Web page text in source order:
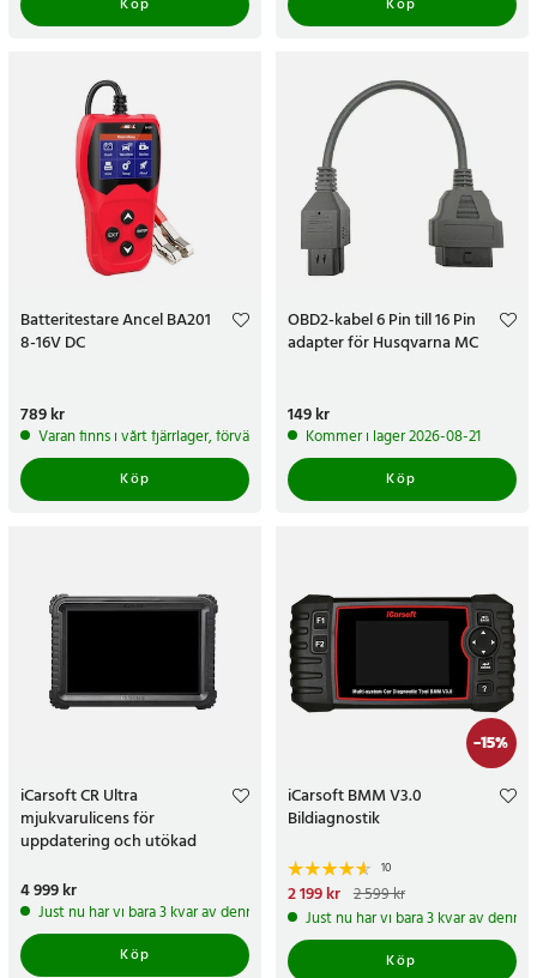
Batteritestare Ancel BA201
8-16V DC
Pris:789 kr
789 kr
Varan finns i vårt fjärrlager, förväntas skickas inom 5-7 arbetsdagar
Köp
OBD2-kabel 6 Pin till 16 Pin
adapter för Husqvarna MC
Pris:149 kr
149 kr
Kommer i lager 2026-08-21
Köp
iCarsoft CR Ultra
mjukvarulicens för
uppdatering och utökad
Pris:4 999 kr
4 999 kr
Just nu har vi bara 3 kvar av denna produkt
Köp
-15%
iCarsoft BMM V3.0
Bildiagnostik
10
Nuvarande pris:
2 199 krTidigare pris:2 599 kr
2 199 kr 2 599 kr
Just nu har vi bara 3 kvar av denna
Köp